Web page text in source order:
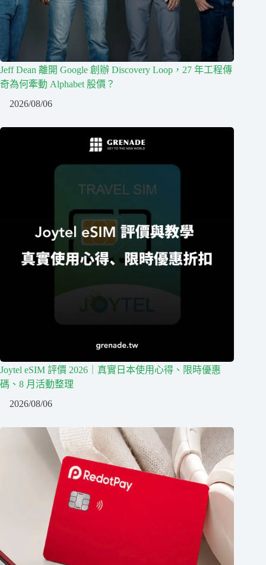
Jeff Dean 離開 Google 創辦 Discovery Loop，27 年工程傳
奇為何牽動 Alphabet 股價？
2026/08/06
Joytel eSIM 評價 2026｜真實日本使用心得、限時優惠
碼、8 月活動整理
2026/08/06